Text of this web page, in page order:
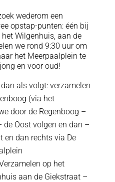
wederom een
opstap-punten: één bij
Wilgenhuis, aan de
we rond 9:30 uur om
het Meerpaalplein te
en voor oud!
als volgt: verzamelen
(via het
door de Regenboog –
Oost volgen en dan –
en dan rechts via De
op het
aan de Giekstraat –